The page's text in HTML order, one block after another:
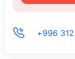
+996